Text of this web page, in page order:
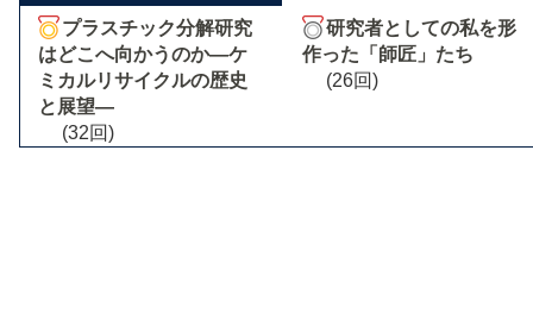
プラスチック分解研究
はどこへ向かうのか―ケ
ミカルリサイクルの歴史
と展望―
(32回)
研究者としての私を形
作った「師匠」たち
(26回)